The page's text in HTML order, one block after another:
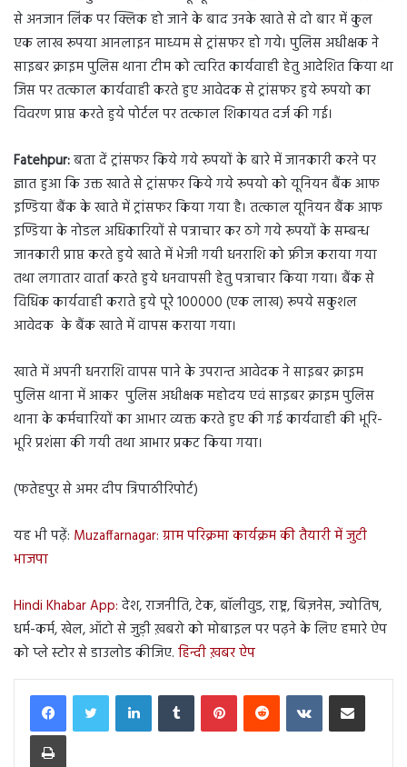
से अनजान लिंक पर क्लिक हो जाने के बाद उनके खाते से दो बार में कुल
एक लाख रूपया आनलाइन माध्यम से ट्रांसफर हो गये। पुलिस अधीक्षक ने
साइबर क्राइम पुलिस थाना टीम को त्वरित कार्यवाही हेतु आदेशित किया था
जिस पर तत्काल कार्यवाही करते हुए आवेदक से ट्रांसफर हुये रूपयो का
विवरण प्राप्त करते हुये पोर्टल पर तत्काल शिकायत दर्ज की गई।
Fatehpur:बता दें ट्रांसफर किये गये रूपयों के बारे में जानकारी करने पर
ज्ञात हुआ कि उक्त खाते से ट्रांसफर किये गये रूपयो को यूनियन बैंक आफ
इण्डिया बैंक के खाते में ट्रांसफर किया गया है। तत्काल यूनियन बैंक आफ
इण्डिया के नोडल अधिकारियों से पत्राचार कर ठगे गये रूपयों के सम्बन्ध
जानकारी प्राप्त करते हुये खाते में भेजी गयी धनराशि को फ्रीज कराया गया
तथा लगातार वार्ता करते हुये धनवापसी हेतु पत्राचार किया गया। बैंक से
विधिक कार्यवाही कराते हुये पूरे 100000 (एक लाख) रूपये सकुशल
आवेदक के बैंक खाते में वापस कराया गया।
खाते में अपनी धनराशि वापस पाने के उपरान्त आवेदक ने साइबर क्राइम
पुलिस थाना में आकर पुलिस अधीक्षक महोदय एवं साइबर क्राइम पुलिस
थाना के कर्मचारियों का आभार व्यक्त करते हुए की गई कार्यवाही की भूरि-
भूरि प्रशंसा की गयी तथा आभार प्रकट किया गया।
(फतेहपुर से अमर दीप त्रिपाठीरिपोर्ट)
यह भी पढ़ें: Muzaffarnagar: ग्राम परिक्रमा कार्यक्रम की तैयारी में जुटी
भाजपा
Hindi Khabar App: देश, राजनीति, टेक, बॉलीवुड, राष्ट्र, बिज़नेस, ज्योतिष,
धर्म-कर्म, खेल, ऑटो से जुड़ी ख़बरो को मोबाइल पर पढ़ने के लिए हमारे ऐप
को प्ले स्टोर से डाउलोड कीजिए. हिन्दी ख़बर ऐप
LinkedInTumblr PinterestReddit VKontakteShare via Email
Print